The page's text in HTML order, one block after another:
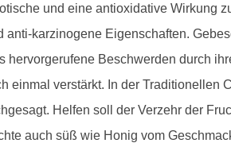
und eine antioxidative Wirkung
karzinogene Eigenschaften.
Beschwerden durch
einmal verstärkt. In der Traditionellen
Helfen soll der Verzehr der
auch süß wie Honig vom